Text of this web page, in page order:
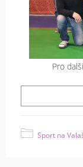
Pro
Sport na